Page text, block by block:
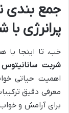
جمع بندی
پرانرژی
خب، تا اینجا با
شربت
اهمیت حیاتی
برای آرامش و